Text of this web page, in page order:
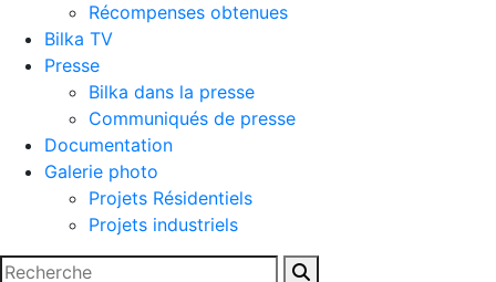
Récompenses obtenues
Bilka TV
Presse
Bilka dans la presse
Communiqués de presse
Documentation
Galerie photo
Projets Résidentiels
Projets industriels
Rechercher :